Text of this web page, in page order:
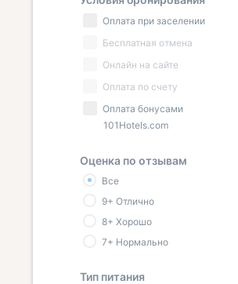
Оплата при заселении
Бесплатная отмена
Онлайн на сайте
Оплата по счету
Оплата бонусами
101Hotels.com
Оценка по отзывам
Все
9+ Отлично
8+ Хорошо
7+ Нормально
Тип питания